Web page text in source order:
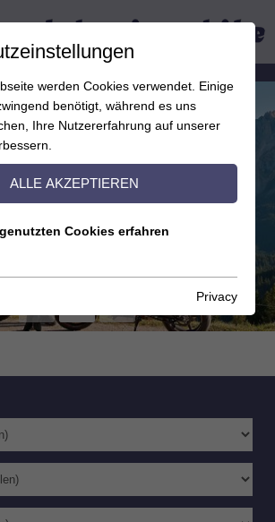
werden Cookies verwendet. Einige
benötigt, während es uns
Ihre Nutzererfahrung auf unserer
ALLE AKZEPTIEREN
Cookies erfahren
Privacy